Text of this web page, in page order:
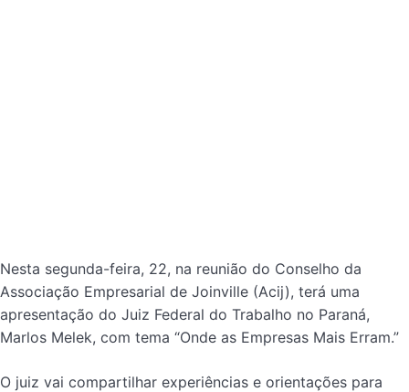
Nesta segunda-feira, 22, na reunião do Conselho da
Associação Empresarial de Joinville (Acij), terá uma
apresentação do Juiz Federal do Trabalho no Paraná,
Marlos Melek, com tema “Onde as Empresas Mais Erram.”
O juiz vai compartilhar experiências e orientações para